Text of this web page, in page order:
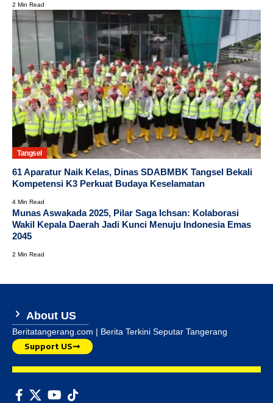
2 Min Read
Tangsel
61 Aparatur Naik Kelas, Dinas SDABMBK Tangsel Bekali
Kompetensi K3 Perkuat Budaya Keselamatan
4 Min Read
Munas Aswakada 2025, Pilar Saga Ichsan: Kolaborasi
Wakil Kepala Daerah Jadi Kunci Menuju Indonesia Emas
2045
2 Min Read
About US
Beritatangerang.com | Berita Terkini Seputar Tangerang
Support US